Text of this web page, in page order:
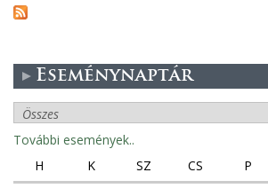
á
y
l
p
c
s
o
l
é
n
e
t
r
d
l
a
Eseménynaptár
További események..
H
K SZ CS P